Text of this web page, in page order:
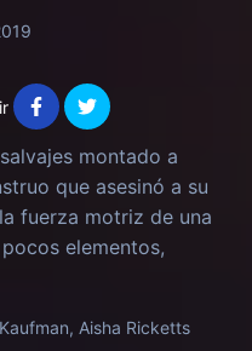
montado a
que asesinó a su
fuerza motriz de una
elementos,
sus encarnaciones
Aisha Ricketts